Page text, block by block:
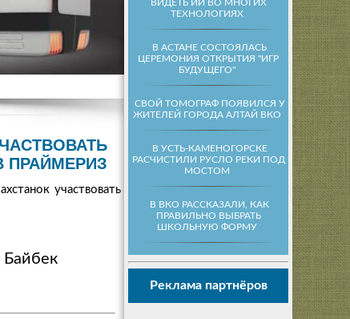
ВИДЕТЬ ИИ ВО МНОГИХ
ТЕХНОЛОГИЯХ
В АСТАНЕ СОСТОЯЛАСЬ
ЦЕРЕМОНИЯ ОТКРЫТИЯ "ИГР
БУДУЩЕГО"
СВОЙ ТОМОГРАФ ПОЯВИЛСЯ У
ЖИТЕЛЕЙ ГОРОДА АЛТАЙ ВКО
В УСТЬ-КАМЕНОГОРСКЕ
РАСЧИСТИЛИ РУСЛО РЕКИ ПОД
МОСТОМ
В ВКО РАССКАЗАЛИ, КАК
ПРАВИЛЬНО ВЫБРАТЬ
ШКОЛЬНУЮ ФОРМУ
Реклама партнёров
ПРАЙМЕРИЗ
участвовать в
Байбек